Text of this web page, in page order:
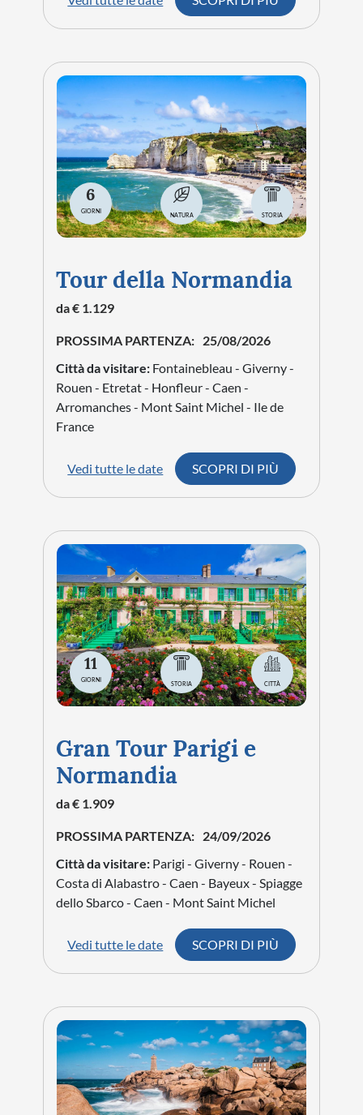
6
GIORNI
NATURA STORIA
Tour della Normandia
da € 1.129
PROSSIMA PARTENZA: 25/08/2026
Città da visitare: Fontainebleau - Giverny -
Rouen - Etretat - Honfleur - Caen -
Arromanches - Mont Saint Michel - Ile de
France
Vedi tutte le date SCOPRI DI PIÙ
11
GIORNI
STORIA CITTÀ
Gran Tour Parigi e
Normandia
da € 1.909
PROSSIMA PARTENZA: 24/09/2026
Città da visitare: Parigi - Giverny - Rouen -
Costa di Alabastro - Caen - Bayeux - Spiagge
dello Sbarco - Caen - Mont Saint Michel
Vedi tutte le date SCOPRI DI PIÙ